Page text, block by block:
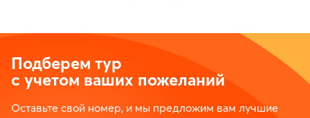
Подберем тур
с учетом ваших пожеланий
Оставьте свой номер, и мы предложим вам лучшие